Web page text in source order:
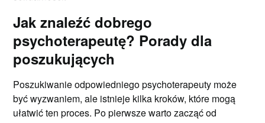
Jak znaleźć dobrego
psychoterapeutę? Porady dla
poszukujących
Poszukiwanie odpowiedniego psychoterapeuty może
być wyzwaniem, ale istnieje kilka kroków, które mogą
ułatwić ten proces. Po pierwsze warto zacząć od